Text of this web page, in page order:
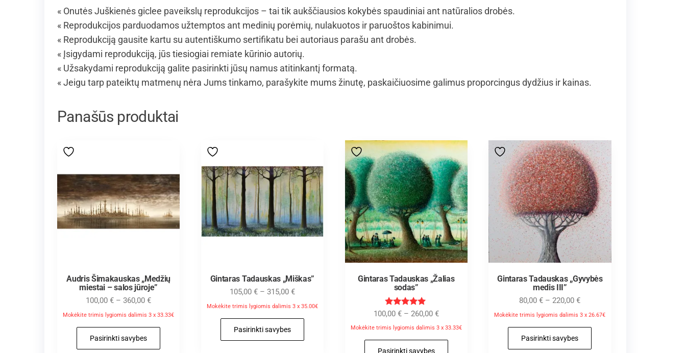
« Onutės Juškienės giclee paveikslų reprodukcijos – tai tik aukščiausios kokybės spaudiniai ant natūralios drobės.
« Reprodukcijos parduodamos užtemptos ant medinių porėmių, nulakuotos ir paruoštos kabinimui.
« Reprodukciją gausite kartu su autentiškumo sertifikatu bei autoriaus parašu ant drobės.
« Įsigydami reprodukciją, jūs tiesiogiai remiate kūrinio autorių.
« Užsakydami reprodukciją galite pasirinkti jūsų namus atitinkantį formatą.
« Jeigu tarp pateiktų matmenų nėra Jums tinkamo, parašykite mums žinutę, paskaičiuosime galimus proporcingus dydžius ir kainas.
Panašūs produktai
Audris Šimakauskas „Medžių
miestai – salos jūroje”
100,00€ – 360,00€
Mokėkite trimis lygiomis dalimis 3 x 33.33€
Pasirinkti savybes
Gintaras Tadauskas „Miškas”
105,00 € – 315,00 €
Mokėkite trimis lygiomis dalimis 3 x 35.00€
Pasirinkti savybes
Gintaras Tadauskas „Žalias
sodas”
Įvertinimas
5.00
100,00 € – 260,00 €
Mokėkite trimis lygiomis dalimis 3 x 33.33€
Pasirinkti savybes
Gintaras Tadauskas „Gyvybės
medis III”
80,00€ – 220,00€
Mokėkite trimis lygiomis dalimis 3 x 26.67€
Pasirinkti savybes